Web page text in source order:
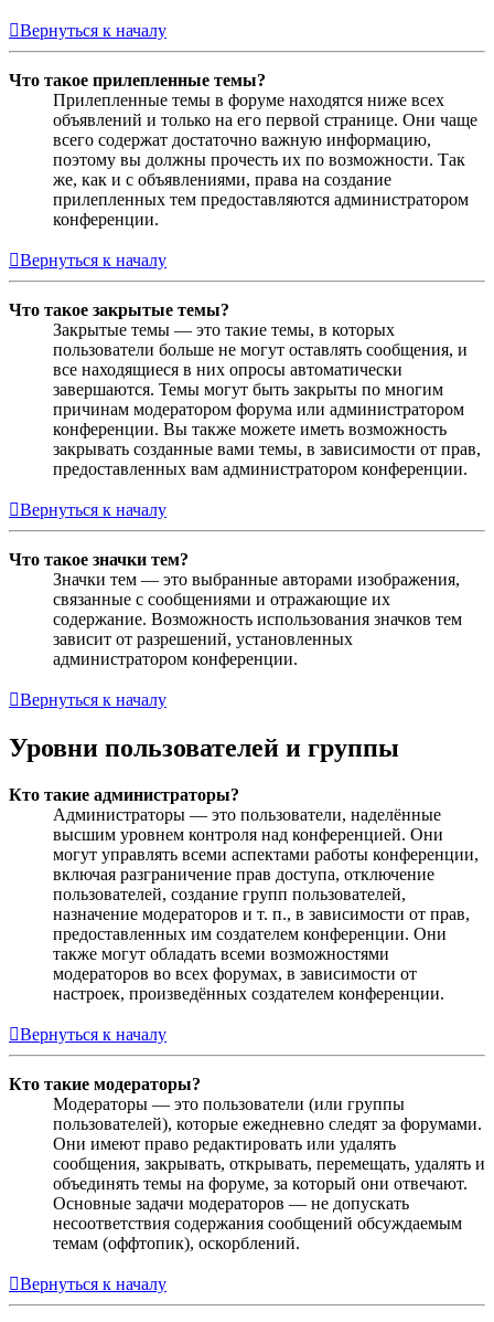
Вернуться к началу
Что такое прилепленные темы?
Прилепленные темы в форуме находятся ниже всех
объявлений и только на его первой странице. Они чаще
всего содержат достаточно важную информацию,
поэтому вы должны прочесть их по возможности. Так
же, как и с объявлениями, права на создание
прилепленных тем предоставляются администратором
конференции.
Вернуться к началу
Что такое закрытые темы?
Закрытые темы — это такие темы, в которых
пользователи больше не могут оставлять сообщения, и
все находящиеся в них опросы автоматически
завершаются. Темы могут быть закрыты по многим
причинам модератором форума или администратором
конференции. Вы также можете иметь возможность
закрывать созданные вами темы, в зависимости от прав,
предоставленных вам администратором конференции.
Вернуться к началу
Что такое значки тем?
Значки тем — это выбранные авторами изображения,
связанные с сообщениями и отражающие их
содержание. Возможность использования значков тем
зависит от разрешений, установленных
администратором конференции.
Вернуться к началу
Уровни пользователей и группы
Кто такие администраторы?
Администраторы — это пользователи, наделённые
высшим уровнем контроля над конференцией. Они
могут управлять всеми аспектами работы конференции,
включая разграничение прав доступа, отключение
пользователей, создание групп пользователей,
назначение модераторов и т. п., в зависимости от прав,
предоставленных им создателем конференции. Они
также могут обладать всеми возможностями
модераторов во всех форумах, в зависимости от
настроек, произведённых создателем конференции.
Вернуться к началу
Кто такие модераторы?
Модераторы — это пользователи (или группы
пользователей), которые ежедневно следят за форумами.
Они имеют право редактировать или удалять
сообщения, закрывать, открывать, перемещать, удалять и
объединять темы на форуме, за который они отвечают.
Основные задачи модераторов — не допускать
несоответствия содержания сообщений обсуждаемым
темам (оффтопик), оскорблений.
Вернуться к началу